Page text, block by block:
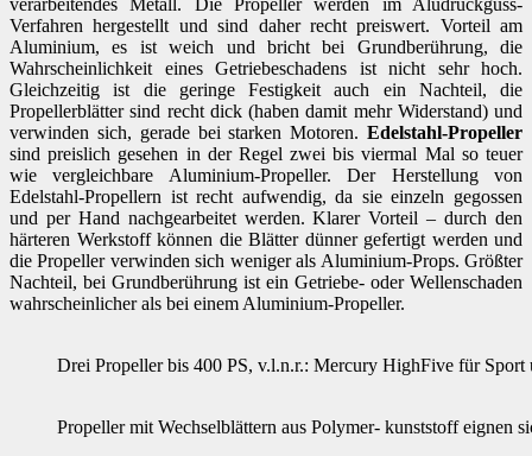
verarbeitendes Metall. Die Propeller werden im Aludruckguss-
Verfahren hergestellt und sind daher recht preiswert. Vorteil am
Aluminium, es ist weich und bricht bei Grundberührung, die
Wahrscheinlichkeit eines Getriebeschadens ist nicht sehr hoch.
Gleichzeitig ist die geringe Festigkeit auch ein Nachteil, die
Propellerblätter sind recht dick (haben damit mehr Widerstand) und
verwinden sich, gerade bei starken Motoren. Edelstahl-Propeller
sind preislich gesehen in der Regel zwei bis viermal Mal so teuer
wie vergleichbare Aluminium-Propeller. Der Herstellung von
Edelstahl-Propellern ist recht aufwendig, da sie einzeln gegossen
und per Hand nachgearbeitet werden. Klarer Vorteil – durch den
härteren Werkstoff können die Blätter dünner gefertigt werden und
die Propeller verwinden sich weniger als Aluminium-Props. Größter
Nachteil, bei Grundberührung ist ein Getriebe- oder Wellenschaden
wahrscheinlicher als bei einem Aluminium-Propeller.
Drei Propeller bis 400 PS, v.l.n.r.: Mercury HighFive für
Propeller mit Wechselblättern aus Polymer- kunststoff eignen